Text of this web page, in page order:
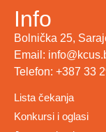
Info
Bolnička 25,
Email:
Telefon: +387 33
Lista čekanja
Konkursi i oglasi